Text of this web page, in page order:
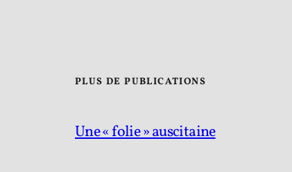
PLUS DE PUBLICATIONS
Une « folie » auscitaine